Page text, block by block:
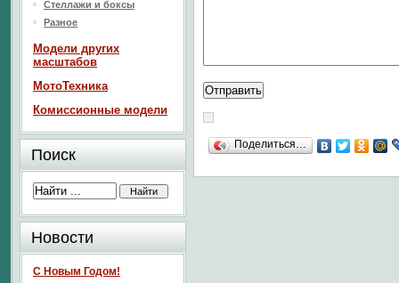
Поделиться…
Стеллажи и боксы
Разное
Модели других
масштабов
МотоТехника
Комиссионные модели
Поиск
Новости
С Новым Годом!